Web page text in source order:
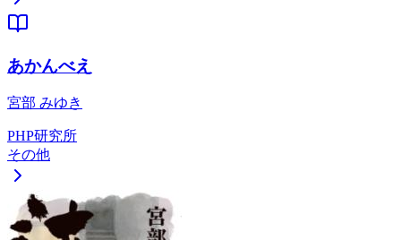
あかんべえ
宮部 みゆき
PHP研究所
その他